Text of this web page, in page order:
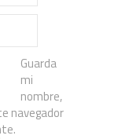
Guarda
mi
nombre,
navegador